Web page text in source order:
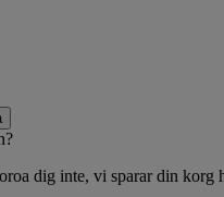
dig inte, vi sparar din korg